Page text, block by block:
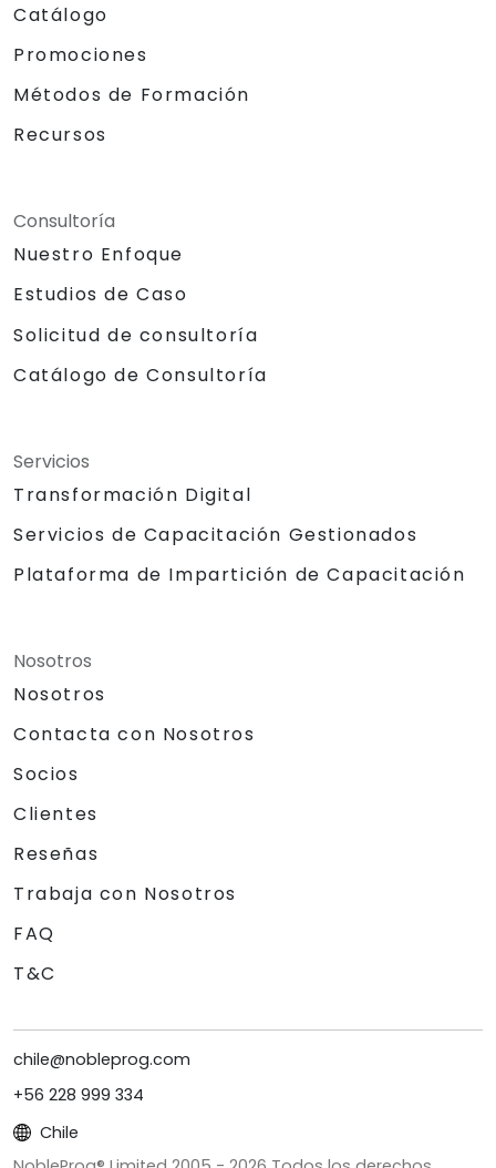
Catálogo
Promociones
Métodos de Formación
Recursos
Consultoría
Nuestro Enfoque
Estudios de Caso
Solicitud de consultoría
Catálogo de Consultoría
Servicios
Transformación Digital
Servicios de Capacitación Gestionados
Plataforma de Impartición de Capacitación
Nosotros
Nosotros
Contacta con Nosotros
Socios
Clientes
Reseñas
Trabaja con Nosotros
FAQ
T&C
chile@nobleprog.com
+56 228 999 334
Chile